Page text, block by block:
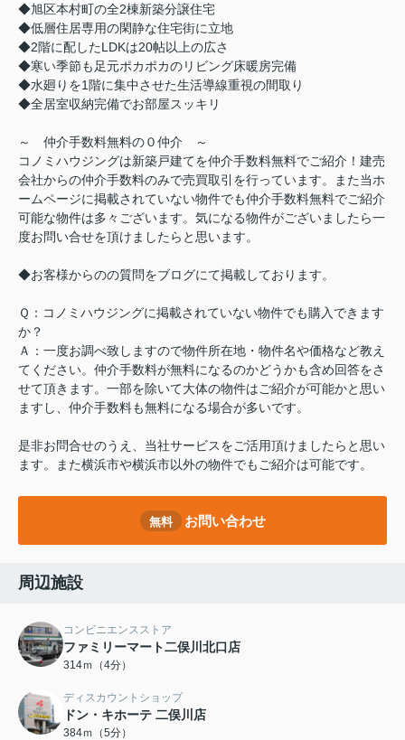
◆旭区本村町の全2棟新築分譲住宅
◆低層住居専用の閑静な住宅街に立地
◆2階に配したLDKは20帖以上の広さ
◆寒い季節も足元ポカポカのリビング床暖房完備
◆水廻りを1階に集中させた生活導線重視の間取り
◆全居室収納完備でお部屋スッキリ
～ 仲介手数料無料の０仲介 ～
コノミハウジングは新築戸建てを仲介手数料無料でご紹介！建売
会社からの仲介手数料のみで売買取引を行っています。また当ホ
ームページに掲載されていない物件でも仲介手数料無料でご紹介
可能な物件は多々ございます。気になる物件がございましたら一
度お問い合せを頂けましたらと思います。
◆お客様からのの質問をブログにて掲載しております。
Ｑ：コノミハウジングに掲載されていない物件でも購入できます
か？
Ａ：一度お調べ致しますので物件所在地・物件名や価格など教え
てください。仲介手数料が無料になるのかどうかも含め回答をさ
せて頂きます。一部を除いて大体の物件はご紹介が可能かと思い
ますし、仲介手数料も無料になる場合が多いです。
是非お問合せのうえ、当社サービスをご活用頂けましたらと思い
ます。また横浜市や横浜市以外の物件でもご紹介は可能です。
無料 お問い合わせ
周辺施設
コンビニエンスストア
ファミリーマート二俣川北口店
314ｍ（4分）
ディスカウントショップ
ドン・キホーテ 二俣川店
384ｍ（5分）